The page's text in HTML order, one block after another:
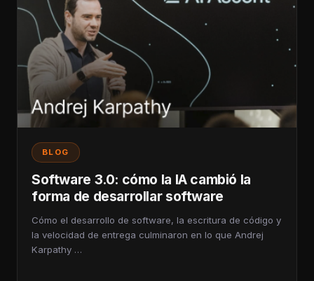
BLOG
Software 3.0: cómo la IA cambió la
forma de desarrollar software
Cómo el desarrollo de software, la escritura de código y
la velocidad de entrega culminaron en lo que Andrej
Karpathy …